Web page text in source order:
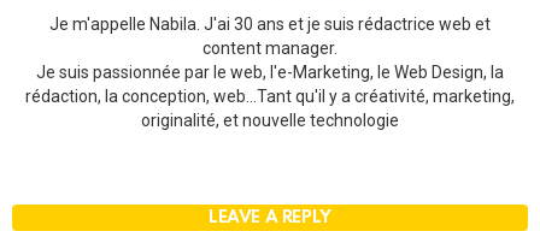
Je m'appelle Nabila. J'ai 30 ans et je suis rédactrice web et
content manager.
Je suis passionnée par le web, l'e-Marketing, le Web Design, la
rédaction, la conception, web...Tant qu'il y a créativité, marketing,
originalité, et nouvelle technologie
LEAVE A REPLY